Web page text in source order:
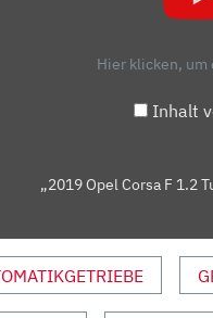
Hier klicken, um
Inhalt
„2019 Opel Corsa F 1.2